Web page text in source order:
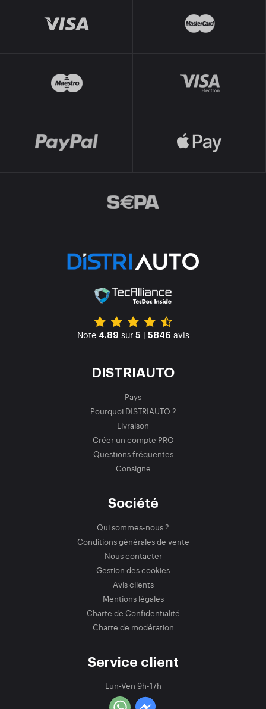
Note 4.89 sur 5 | 5846 avis
DISTRIAUTO
Pays
Pourquoi DISTRIAUTO ?
Livraison
Créer un compte PRO
Questions fréquentes
Consigne
Société
Qui sommes-nous ?
Conditions générales de vente
Nous contacter
Gestion des cookies
Avis clients
Mentions légales
Charte de Confidentialité
Charte de modération
Service client
Lun-Ven 9h-17h